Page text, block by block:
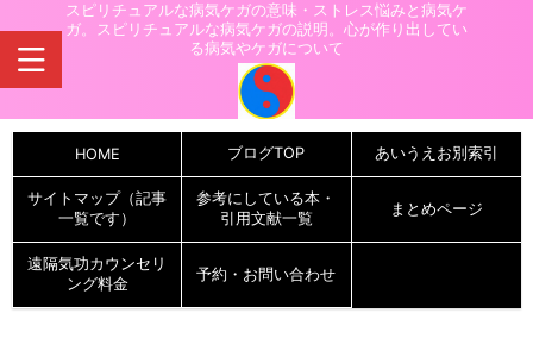
スピリチュアルな病気ケガの意味・ストレス悩みと病気ケ
ガ。スピリチュアルな病気ケガの説明。心が作り出してい
る病気やケガについて
HOME ブログTOP あいうえお別索引
サイトマップ（記事
一覧です）
参考にしている本・
引用文献一覧
まとめページ
遠隔気功カウンセリ
ング料金
予約・お問い合わせ